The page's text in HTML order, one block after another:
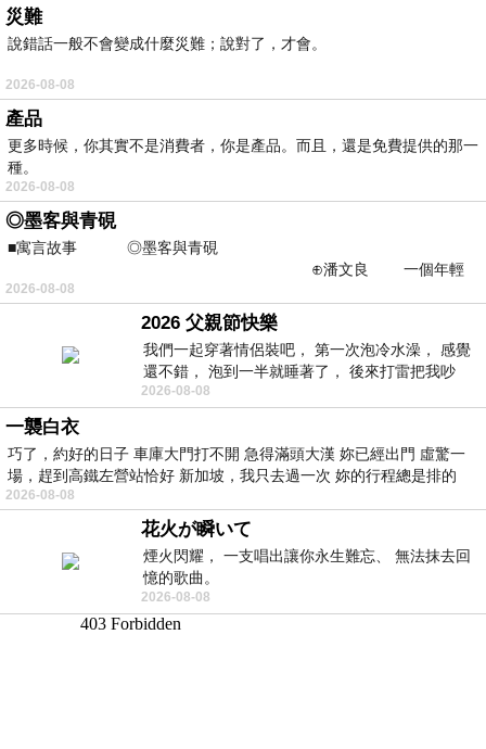
災難
說錯話一般不會變成什麼災難；說對了，才會。
2026-08-08
產品
更多時候，你其實不是消費者，你是產品。而且，還是免費提供的那一
種。
2026-08-08
◎墨客與青硯
■寓言故事 ◎墨客與青硯
⊕潘文良 一個年輕
的墨客，在京城的古玩肆裡
2026-08-08
2026 父親節快樂
我們一起穿著情侶裝吧， 第一次泡冷水澡， 感覺
還不錯， 泡到一半就睡著了， 後來打雷把我吵
醒， 手
2026-08-08
一襲白衣
巧了，約好的日子 車庫大門打不開 急得滿頭大漢 妳已經出門 虛驚一
場，趕到高鐵左營站恰好 新加坡，我只去過一次 妳的行程總是排的
2026-08-08
花火が瞬いて
煙火閃耀， 一支唱出讓你永生難忘、 無法抹去回
憶的歌曲。
2026-08-08